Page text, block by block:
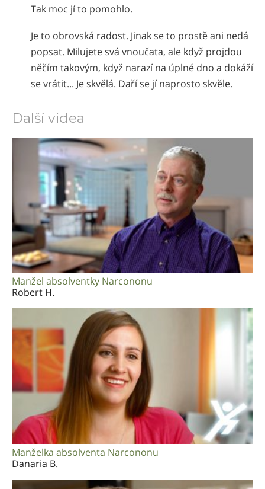
Tak moc jí to pomohlo.
Je to obrovská radost. Jinak se to prostě ani nedá
popsat. Milujete svá vnoučata, ale když projdou
něčím takovým, když narazí na úplné dno a dokáží
se vrátit... Je skvělá. Daří se jí naprosto skvěle.
Další videa
Manžel absolventky Narcononu
Robert H.
Manželka absolventa Narcononu
Danaria B.